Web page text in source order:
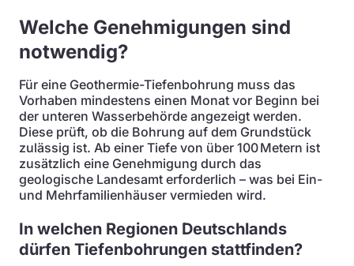
Welche Genehmigungen sind
notwendig?
Für eine Geothermie-Tiefenbohrung muss das
Vorhaben mindestens einen Monat vor Beginn bei
der unteren Wasserbehörde angezeigt werden.
Diese prüft, ob die Bohrung auf dem Grundstück
zulässig ist. Ab einer Tiefe von über 100 Metern ist
zusätzlich eine Genehmigung durch das
geologische Landesamt erforderlich – was bei Ein-
und Mehrfamilienhäuser vermieden wird.
In welchen Regionen Deutschlands
dürfen Tiefenbohrungen stattfinden?